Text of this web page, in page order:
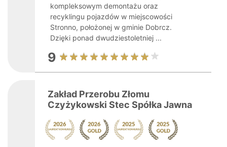
kompleksowym demontażu oraz
recyklingu pojazdów w miejscowości
Stronno, położonej w gminie Dobrcz.
Dzięki ponad dwudziestoletniej ...
9
Zakład Przerobu Złomu
Czyżykowski Stec Spółka Jawna